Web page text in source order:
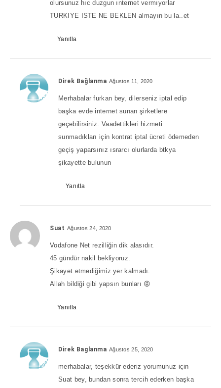
olursunuz hıc duzgun ınternet vermıyorlar
TURKIYE ISTE NE BEKLEN almayın bu la..et
Yanıtla
Direk Bağlanma Ağustos 11, 2020
Merhabalar furkan bey, dilerseniz iptal edip
başka evde internet sunan şirketlere
geçebilirsiniz. Vaadettikleri hizmeti
sunmadıkları için kontrat iptal ücreti ödemeden
geçiş yaparsınız ısrarcı olurlarda btkya
şikayette bulunun
Yanıtla
Suat Ağustos 24, 2020
Vodafone Net rezilliğin dik alasıdır.
45 gündür nakil bekliyoruz.
Şikayet etmediğimiz yer kalmadı.
Allah bildiği gibi yapsın bunları 😡
Yanıtla
Direk Baglanma Ağustos 25, 2020
merhabalar, teşekkür ederiz yorumunuz için
Suat bey, bundan sonra tercih ederken başka